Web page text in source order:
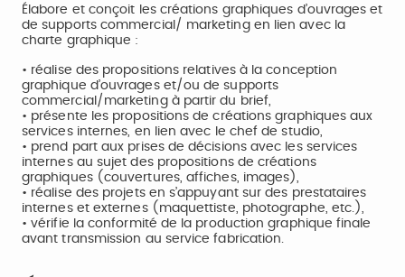
Élabore et conçoit les créations graphiques d’ouvrages et
de supports commercial/ marketing en lien avec la
charte graphique :
• réalise des propositions relatives à la conception
graphique d’ouvrages et/ou de supports
commercial/marketing à partir du brief,
• présente les propositions de créations graphiques aux
services internes, en lien avec le chef de studio,
• prend part aux prises de décisions avec les services
internes au sujet des propositions de créations
graphiques (couvertures, affiches, images),
• réalise des projets en s’appuyant sur des prestataires
internes et externes (maquettiste, photographe, etc.),
• vérifie la conformité de la production graphique finale
avant transmission au service fabrication.